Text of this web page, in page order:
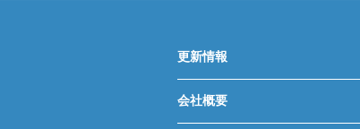
更新情報
会社概要